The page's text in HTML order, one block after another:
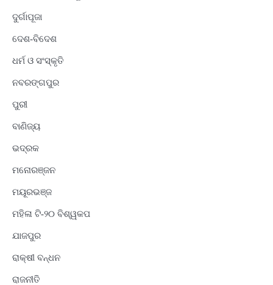
ଦୁର୍ଗାପୂଜା
ଦେଶ-ବିଦେଶ
ଧର୍ମ ଓ ସଂସ୍କୃତି
ନବରଙ୍ଗପୁର
ପୁରୀ
ବାଣିଜ୍ୟ
ଭଦ୍ରକ
ମନୋରଞ୍ଜନ
ମୟୂରଭଞ୍ଜ
ମହିଳା ଟି-୨୦ ବିଶ୍ୱକପ
ଯାଜପୁର
ରାକ୍ଷୀ ବନ୍ଧନ
ରାଜନୀତି